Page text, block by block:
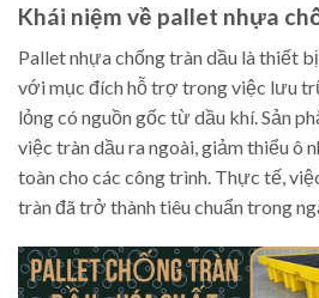
Khái niệm về pallet nhựa
Pallet nhựa chống tràn dầu là thiết
với mục đích hỗ trợ trong việc lưu
lỏng có nguồn gốc từ dầu khí. Sản
việc tràn dầu ra ngoài, giảm thiểu ô
toàn cho các công trình. Thực tế,
tràn đã trở thành tiêu chuẩn trong